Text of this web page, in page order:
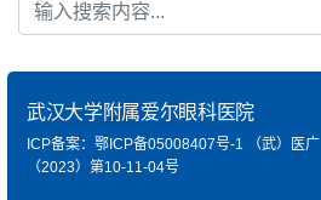
武汉大学附属爱尔眼科医院
ICP备案：鄂ICP备05008407号-1 （武）医广
（2023）第10-11-04号